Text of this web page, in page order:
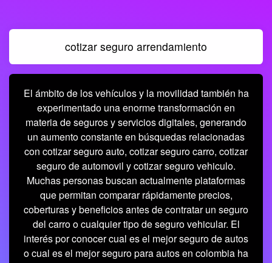
cotizar seguro arrendamiento
El ámbito de los vehículos y la movilidad también ha
experimentado una enorme transformación en
materia de seguros y servicios digitales, generando
un aumento constante en búsquedas relacionadas
con cotizar seguro auto, cotizar seguro carro, cotizar
seguro de automovil y cotizar seguro vehiculo.
Muchas personas buscan actualmente plataformas
que permitan comparar rápidamente precios,
coberturas y beneficios antes de contratar un seguro
del carro o cualquier tipo de seguro vehicular. El
interés por conocer cual es el mejor seguro de autos
o cual es el mejor seguro para autos en colombia ha